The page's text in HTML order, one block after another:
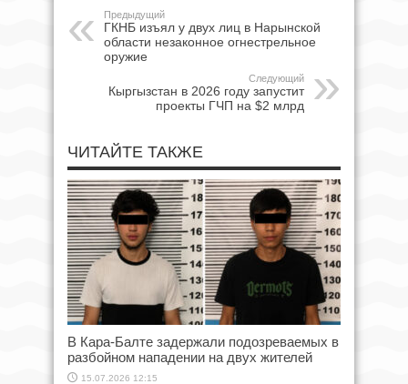
Предыдущий
ГКНБ изъял у двух лиц в Нарынской
области незаконное огнестрельное
оружие
Следующий
Кыргызстан в 2026 году запустит
проекты ГЧП на $2 млрд
ЧИТАЙТЕ ТАКЖЕ
В Кара-Балте задержали подозреваемых в
разбойном нападении на двух жителей
15.07.2026 12:15